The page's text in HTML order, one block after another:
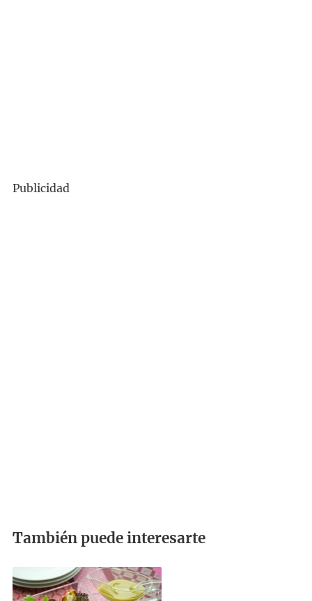
Publicidad
También puede interesarte